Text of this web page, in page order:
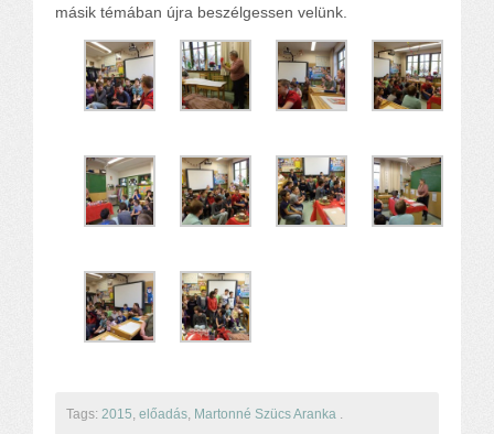
másik témában újra beszélgessen velünk.
Tags: 2015, előadás, Martonné Szücs Aranka .